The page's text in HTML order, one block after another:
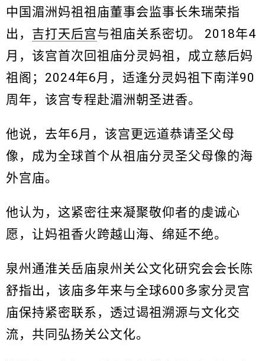
中国湄洲妈祖祖庙董事会监事长朱瑞荣指
出， 吉打天后宫与祖庙关系密切。 2018年4
月，该宫首次回祖庙分灵妈祖，成立慈后妈
祖阁；2024年6月，适逢分灵妈祖下南洋90
周年，该宫专程赴湄洲朝圣进香。
他说，去年6月，该宫更远道恭请圣父母
像，成为全球首个从祖庙分灵圣父母像的海
外宫庙。
他认为，这紧密往来凝聚敬仰者的虔诚心
愿，让妈祖香火跨越山海、绵延不绝。
泉州通淮关岳庙泉州关公文化研究会会长陈
舒指出，该庙多年来与全球600多家分灵宫
庙保持紧密联系，透过谒祖溯源与文化交
流，共同弘扬关公文化。